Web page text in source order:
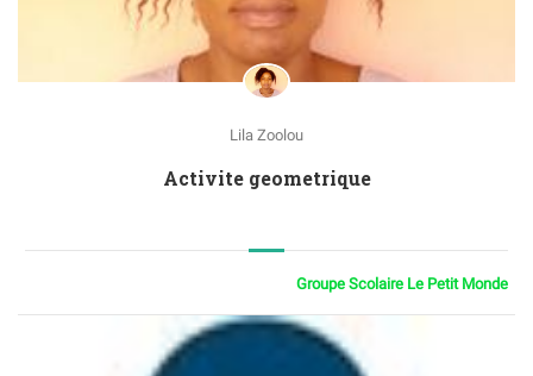
Lila Zoolou
Activite geometrique
Groupe Scolaire Le Petit Monde